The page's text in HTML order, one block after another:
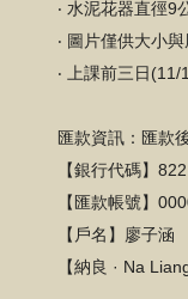
‧ 水泥花器直徑9
‧ 圖片僅供大小
‧ 上課前三日
匯款資訊：匯款
【銀行代碼】
【匯款帳號】
【戶名】廖子涵
【納良 · Na